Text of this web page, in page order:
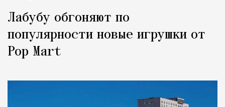
Лабубу обгоняют по
популярности новые игрушки от
Pop Mart